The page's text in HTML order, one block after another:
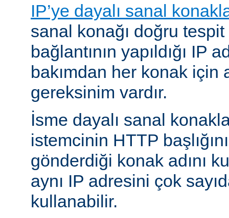
IP’ye dayalı sanal
sanal konağı doğru
bağlantının yapıldığı IP
bakımdan her konak için
gereksinim vardır.
İsme dayalı sanal
istemcinin HTTP
gönderdiği konak adını
aynı IP adresini çok
kullanabilir.